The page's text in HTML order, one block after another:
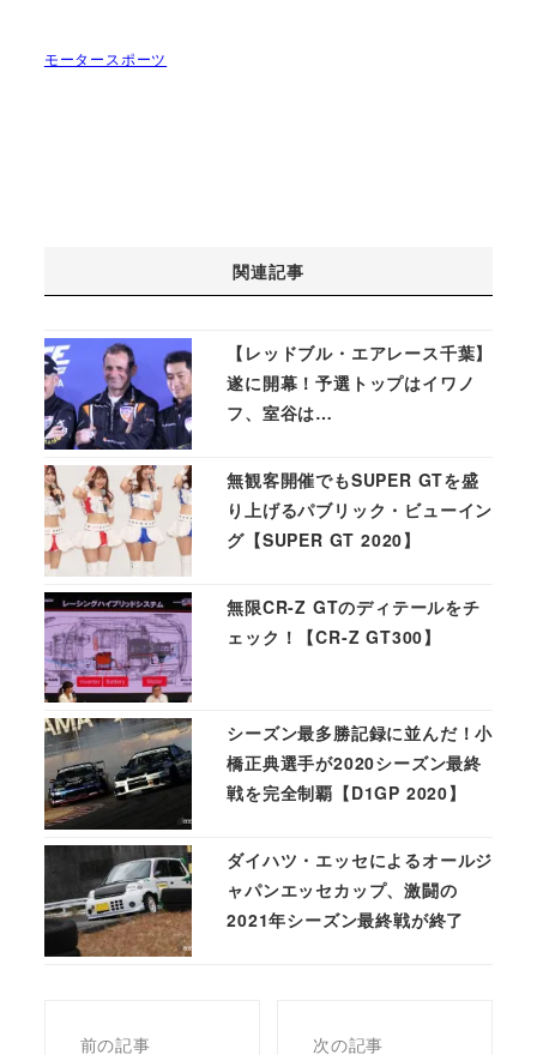
モータースポーツ
前の記事
次の記事
関連記事
【レッドブル・エアレース千葉】
遂に開幕！予選トップはイワノ
フ、室谷は…
無観客開催でもSUPER GTを盛
り上げるパブリック・ビューイン
グ【SUPER GT 2020】
無限CR-Z GTのディテールをチ
ェック！【CR-Z GT300】
シーズン最多勝記録に並んだ！小
橋正典選手が2020シーズン最終
戦を完全制覇【D1GP 2020】
ダイハツ・エッセによるオールジ
ャパンエッセカップ、激闘の
2021年シーズン最終戦が終了